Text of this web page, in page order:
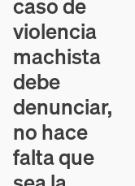
violencia
machista
debe
denunciar,
no hace
falta que